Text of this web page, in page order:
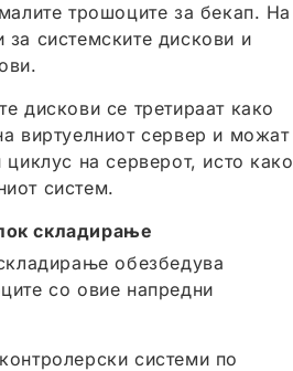
трошоците за бекап. На
системските дискови и
дискови се третираат како
виртуелниот сервер и можат
на серверот, исто како
систем.
складирање
обезбедува
со овие напредни
системи по